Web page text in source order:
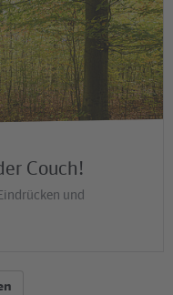
Couch!
und